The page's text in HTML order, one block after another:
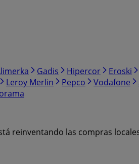
Gadis Hipercor Eroski
Leroy Merlin Pepco Vodafone
reinventando las compras